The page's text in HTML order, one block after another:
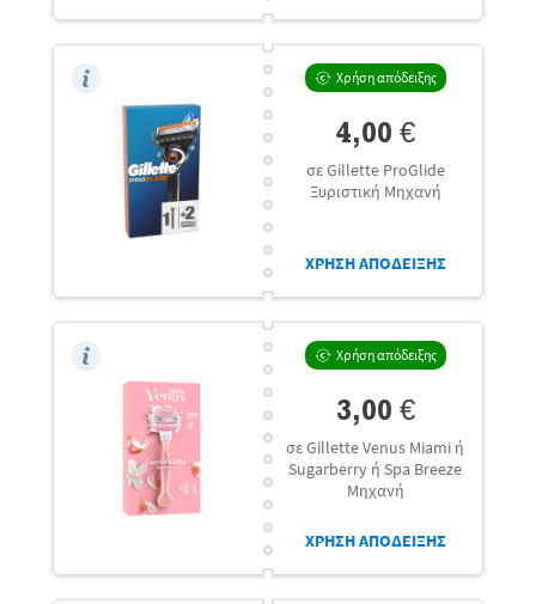
Χρήση απόδειξης
4,00 €
σε Gillette ProGlide
Ξυριστική Μηχανή
ΧΡΗΣΗ ΑΠΟΔΕΙΞΗΣ
Χρήση απόδειξης
3,00 €
σε Gillette Venus Miami ή
Sugarberry ή Spa Breeze
Μηχανή
ΧΡΗΣΗ ΑΠΟΔΕΙΞΗΣ